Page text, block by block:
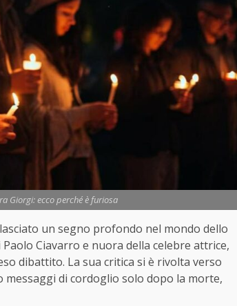
Giorgi: ecco perché è furiosa
un segno profondo nel mondo dello
Ciavarro e nuora della celebre attrice,
dibattito. La sua critica si è rivolta verso
messaggi di cordoglio solo dopo la morte,